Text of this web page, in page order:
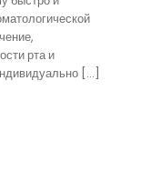
рта и
[…]